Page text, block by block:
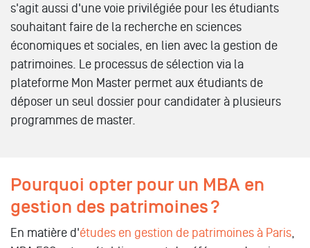
s'agit aussi d'une voie privilégiée pour les étudiants
souhaitant faire de la recherche en sciences
économiques et sociales, en lien avec la gestion de
patrimoines. Le processus de sélection via la
plateforme Mon Master permet aux étudiants de
déposer un seul dossier pour candidater à plusieurs
programmes de master.
Pourquoi opter pour un MBA en
gestion des patrimoines ?
En matière d'études en gestion de patrimoines à Paris